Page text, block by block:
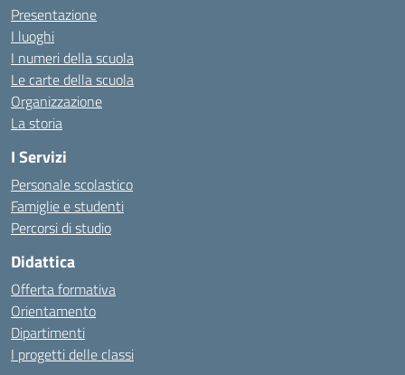
Presentazione
I luoghi
I numeri della scuola
Le carte della scuola
Organizzazione
La storia
I Servizi
Personale scolastico
Famiglie e studenti
Percorsi di studio
Didattica
Offerta formativa
Orientamento
Dipartimenti
I progetti delle classi